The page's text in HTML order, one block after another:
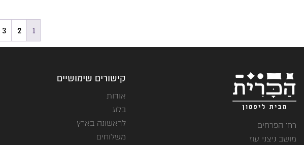
1
2
3
רח' הפרחים
מושב ניצני עוז
קישורים שימושיים
אודות
בלוג
לראשונה בארץ
משלוחים